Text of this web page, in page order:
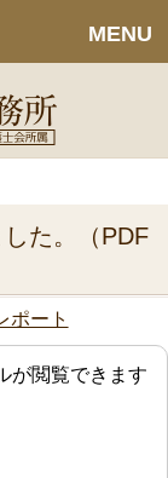
MENU
た。（PDF
ポート
が閲覧できます